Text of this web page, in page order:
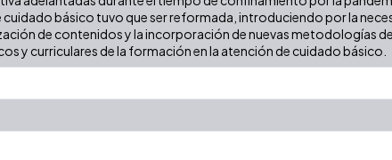
básico tuvo que ser reformada, introduciendo por la
de contenidos y la incorporación de nuevas metodologías
y curriculares de la formación en la atención de cuidado básico.